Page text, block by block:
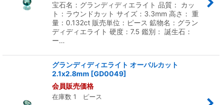
宝石名：グランディディエライト 品質： カッ
ト：ラウンドカット サイズ：3.3mm 高さ： 重
量：0.132ct 販売単位：ピース 鉱物名：グラン
ディディエライト 硬度：7.5 鑑別： 誕生石：
ー…
グランディディエライト オーバルカット
2.1x2.8mm [GD0049]
会員販売価格
在庫数 1 ピース